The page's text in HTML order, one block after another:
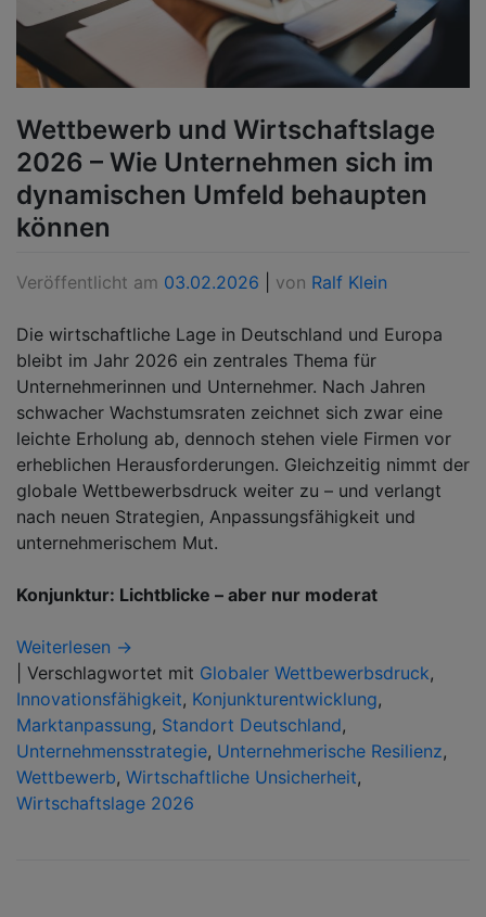
Wettbewerb und Wirtschaftslage
2026 – Wie Unternehmen sich im
dynamischen Umfeld behaupten
können
Veröffentlicht am 03.02.2026 von Ralf Klein
Die wirtschaftliche Lage in Deutschland und Europa
bleibt im Jahr 2026 ein zentrales Thema für
Unternehmerinnen und Unternehmer. Nach Jahren
schwacher Wachstumsraten zeichnet sich zwar eine
leichte Erholung ab, dennoch stehen viele Firmen vor
erheblichen Herausforderungen. Gleichzeitig nimmt der
globale Wettbewerbsdruck weiter zu – und verlangt
nach neuen Strategien, Anpassungsfähigkeit und
unternehmerischem Mut.
Konjunktur: Lichtblicke – aber nur moderat
Weiterlesen →
Verschlagwortet mit Globaler Wettbewerbsdruck,
Innovationsfähigkeit, Konjunkturentwicklung,
Marktanpassung, Standort Deutschland,
Unternehmensstrategie, Unternehmerische Resilienz,
Wettbewerb, Wirtschaftliche Unsicherheit,
Wirtschaftslage 2026